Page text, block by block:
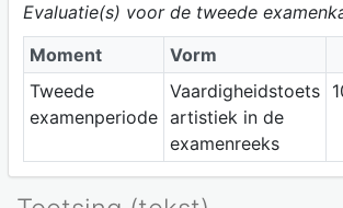
Evaluatie(s) voor de tweede
Moment
Vorm
Tweede
examenperiode
Vaardigheidstoets
artistiek in de
examenreeks